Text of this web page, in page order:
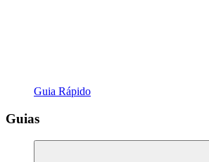
Guia Rápido
Guias